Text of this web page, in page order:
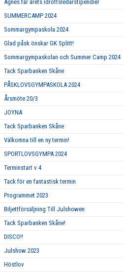
Agnes får årets idrottsledarstipendier
SUMMERCAMP 2024
Sommargympaskola 2024
Glad påsk önskar GK Splitt!
Sommargympaskolan och Summer Camp 2024
Tack Sparbanken Skåne
PÅSKLOVSGYMPASKOLA 2024
Årsmöte 20/3
JOYNA
Tack Sparbanken Skåne
Välkomna till en ny termin!
SPORTLOVSGYMPA 2024
Terminstart v 4
Tack för en fantastisk termin
Programmet 2023
Biljettförsäljning Till Julshowen
Tack Sparbanken Skåne!
DISCO!!
Julshow 2023
Höstlov